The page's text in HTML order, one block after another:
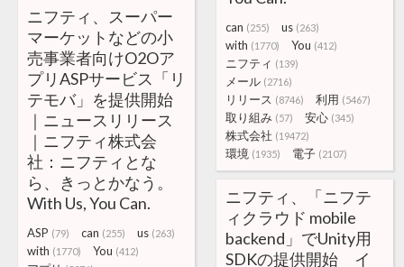
can (255) us (263)
with (1770) You (412)
ニフティ (139)
メール (2716)
リリース (8746) 利用 (5467)
取り組み (57) 安心 (345)
株式会社 (19472)
環境 (1935) 電子 (2107)
ニフティ、スーパー
マーケットなどの小
売事業者向けO2Oア
プリASPサービス「リ
テモバ」を提供開始
｜ニュースリリース
｜ニフティ株式会
社：ニフティとな
ら、きっとかなう。
With Us, You Can.
ASP (79) can (255) us (263)
with (1770) You (412)
ニフティ、「ニフテ
ィクラウド mobile
backend」でUnity用
SDKの提供開始 イ